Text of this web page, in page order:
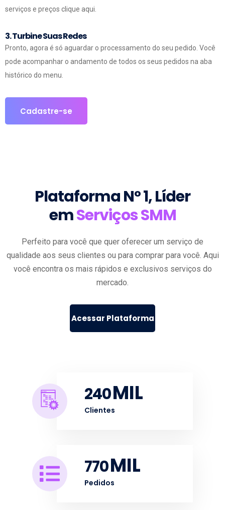
serviços e preços clique aqui.
3. Turbine Suas Redes
Pronto, agora é só aguardar o processamento do seu pedido. Você
pode acompanhar o andamento de todos os seus pedidos na aba
histórico do menu.
Cadastre-se
Plataforma N° 1, Líder
emServiços SMM
Perfeito para você que quer oferecer um serviço de
qualidade aos seus clientes ou para comprar para você. Aqui
você encontra os mais rápidos e exclusivos serviços do
mercado.
Acessar Plataforma
240MIL
Clientes
770MIL
Pedidos